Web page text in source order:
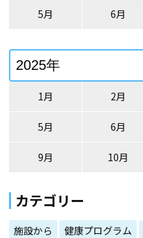
5月 6月
1月 2月
5月 6月
9月 10月
カテゴリー
施設から 健康プログラム